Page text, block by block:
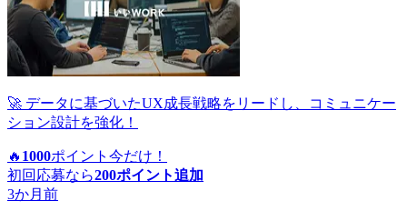
🚀 データに基づいたUX成長戦略をリードし、コミュニケー
ション設計を強化！
🔥 1000ポイント 今だけ！
初回応募なら200ポイント追加
3か月前